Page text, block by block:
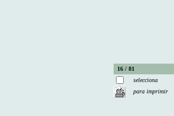
16 / 81
selecciona
para imprimir